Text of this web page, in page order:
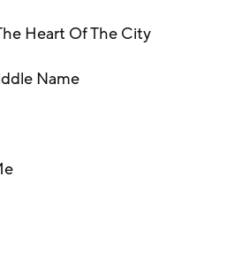
Heart Of The City
Name